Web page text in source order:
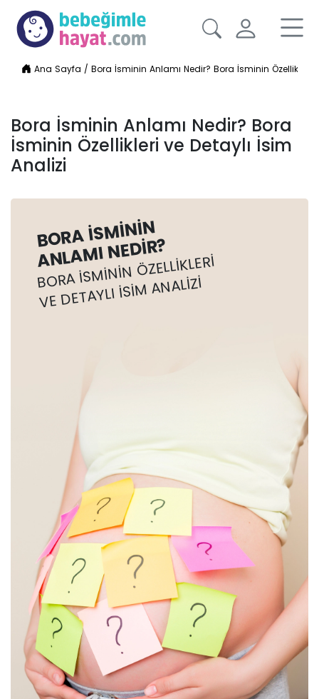
Ana Sayfa /Bora İsminin Anlamı Nedir? Bora İsminin Özellikleri
Bora İsminin Anlamı Nedir? Bora
İsminin Özellikleri ve Detaylı İsim
Analizi
BORA İSMININ
ANLAMI NEDIR?
BORA İSMININ ÖZELLIKLERI
VE DETAYLI İSIM ANALIZI